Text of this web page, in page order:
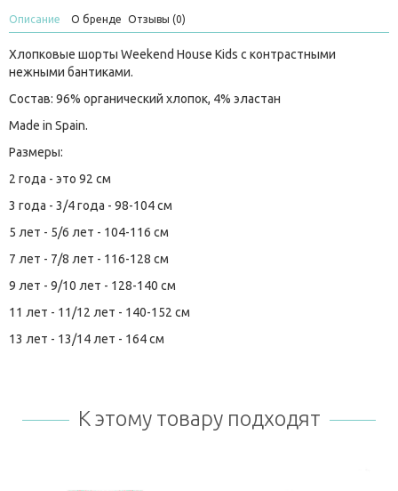
Описание О бренде Отзывы (0)
Хлопковые шорты Weekend House Kids с контрастными
нежными бантиками.
Состав: 96% органический хлопок, 4% эластан
Made in Spain.
Размеры:
2 года - это 92 см
3 года - 3/4 года - 98-104 см
5 лет - 5/6 лет - 104-116 см
7 лет - 7/8 лет - 116-128 см
9 лет - 9/10 лет - 128-140 см
11 лет - 11/12 лет - 140-152 см
13 лет - 13/14 лет - 164 см
К этому товару подходят